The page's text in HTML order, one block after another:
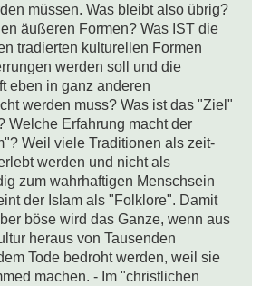
müssen. Was bleibt also übrig?
äußeren Formen? Was IST die
tradierten kulturellen Formen
werden soll und die
eben in ganz anderen
werden muss? Was ist das "Ziel"
Welche Erfahrung macht der
Weil viele Traditionen als zeit-
werden und nicht als
zum wahrhaftigen Menschsein
der Islam als "Folklore". Damit
böse wird das Ganze, wenn aus
heraus von Tausenden
Tode bedroht werden, weil sie
machen. - Im "christlichen